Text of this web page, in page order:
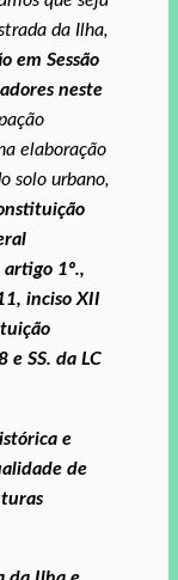
da Ilha,
em Sessão
neste
elaboração
solo urbano,
1º.,
inciso XII
e SS. da LC
e
de